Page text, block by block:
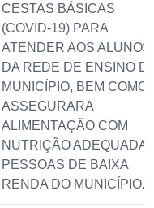
CESTAS BÁSICAS
(COVID-19) PARA
ATENDER AOS ALUNOS
DA REDE DE ENSINO
MUNICÍPIO, BEM COMO
ASSEGURARA
ALIMENTAÇÃO COM
NUTRIÇÃO ADEQUADA
PESSOAS DE BAIXA
RENDA DO MUNICÍPIO.